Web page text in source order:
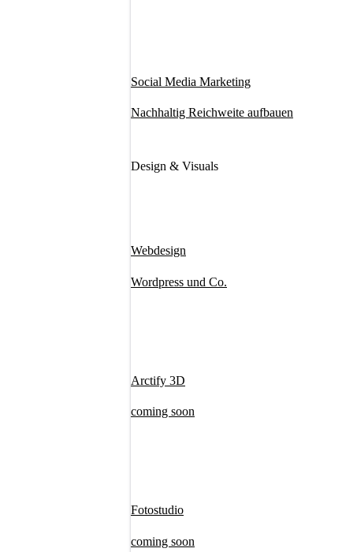
Social Media Marketing
Nachhaltig Reichweite aufbauen
Design & Visuals
Webdesign
Wordpress und Co.
Arctify 3D
coming soon
Fotostudio
coming soon